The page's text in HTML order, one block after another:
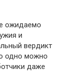
ожидаемо
и
вердикт
одно можно
даже